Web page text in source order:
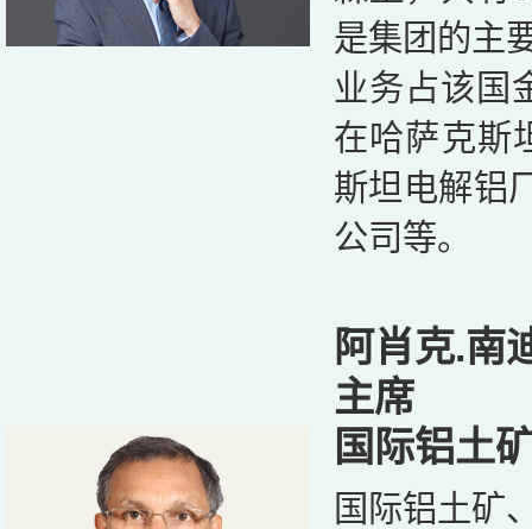
是集团的主
业务占该国
在哈萨克斯
斯坦电解铝
公司等。
阿肖克.南
主席
国际铝土
国际铝土矿